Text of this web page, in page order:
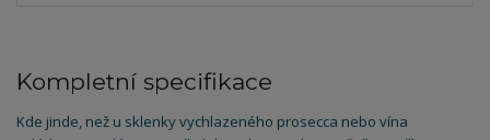
Kompletní specifikace
Kde jinde, než u sklenky vychlazeného prosecca nebo vína